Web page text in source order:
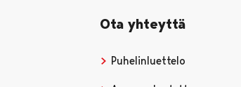
Ota yhteyttä
Puhelinluettelo